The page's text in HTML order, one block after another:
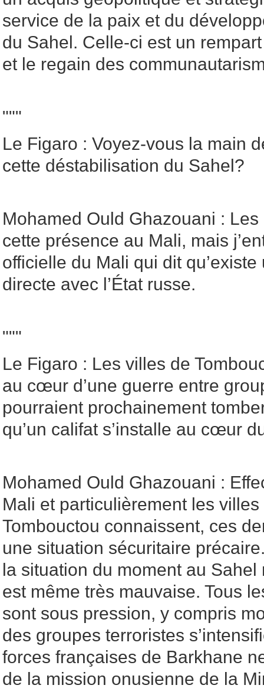
service de la paix et du
du Sahel. Celle-ci est un
et le regain des
"""
Le Figaro : Voyez-vous la main
cette déstabilisation du Sahel?
Mohamed Ould Ghazouani :
cette présence au Mali, mais
officielle du Mali qui dit
directe avec l’État russe.
"""
Le Figaro : Les villes de
au cœur d’une guerre entre
pourraient prochainement
qu’un califat s’installe au cœur
Mohamed Ould Ghazouani :
Mali et particulièrement les
Tombouctou connaissent, ces
une situation sécuritaire
la situation du moment au Sahel
est même très mauvaise. Tous
sont sous pression, y compris
des groupes terroristes
forces françaises de Barkhane
de la mission onusienne de la